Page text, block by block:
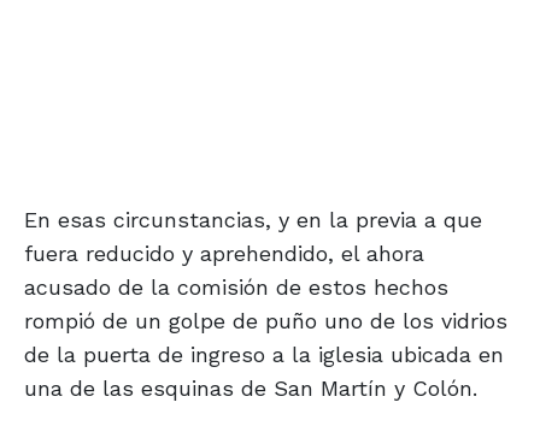
En esas circunstancias, y en la previa a que
fuera reducido y aprehendido, el ahora
acusado de la comisión de estos hechos
rompió de un golpe de puño uno de los vidrios
de la puerta de ingreso a la iglesia ubicada en
una de las esquinas de San Martín y Colón.